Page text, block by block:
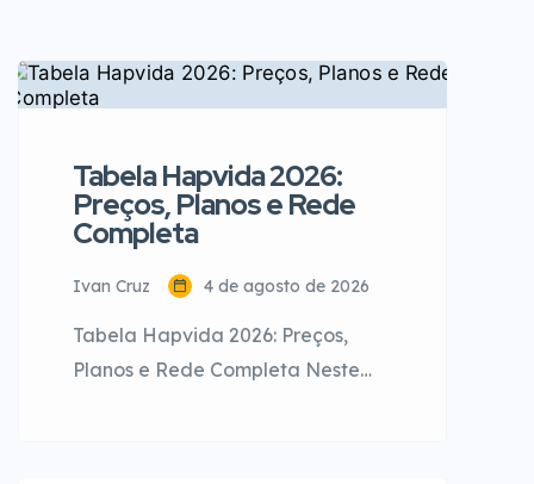
Tabela Hapvida 2026:
Preços, Planos e Rede
Completa
Ivan Cruz 4 de agosto de 2026
Tabela Hapvida 2026: Preços,
Planos e Rede Completa Neste